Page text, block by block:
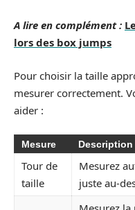
A lire en complément :
lors des box jumps
Pour choisir la taille
mesurer correctement.
aider :
Mesure Description
Tour de
taille
Mesurez
juste au-